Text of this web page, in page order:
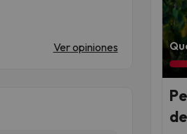
Ver opiniones